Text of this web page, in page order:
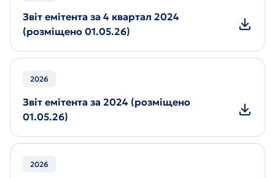
Звіт емітента за 4 квартал 2024
(розміщено 01.05.26)
2026
Звіт емітента за 2024 (розміщено
01.05.26)
2026